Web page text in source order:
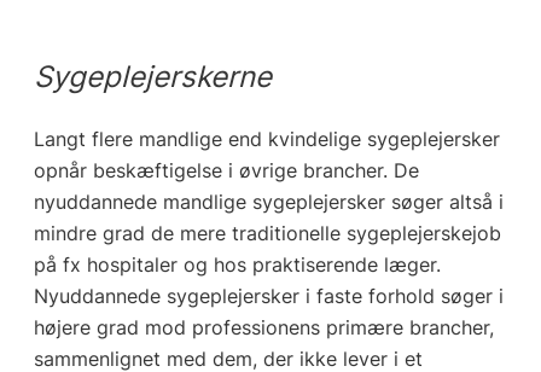
Sygeplejerskerne
Langt flere mandlige end kvindelige sygeplejersker
opnår beskæftigelse i øvrige brancher. De
nyuddannede mandlige sygeplejersker søger altså i
mindre grad de mere traditionelle sygeplejerskejob
på fx hospitaler og hos praktiserende læger.
Nyuddannede sygeplejersker i faste forhold søger i
højere grad mod professionens primære brancher,
sammenlignet med dem, der ikke lever i et